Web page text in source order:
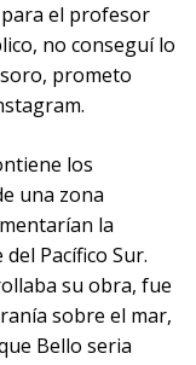
el profesor
no conseguí lo
prometo
los
una zona
la
Pacífico Sur.
su obra, fue
sobre el mar,
Bello seria